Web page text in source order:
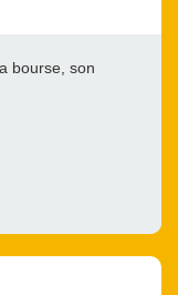
bourse, son